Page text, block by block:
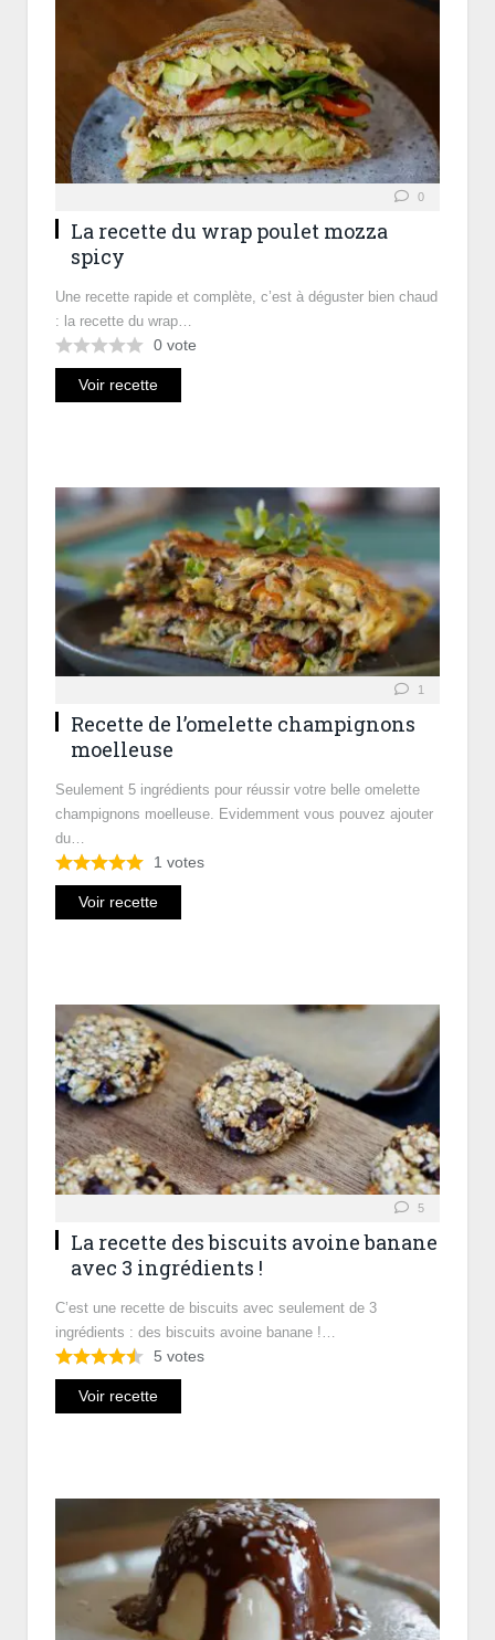
0
La recette du wrap poulet mozza
spicy
Une recette rapide et complète, c’est à déguster bien chaud
: la recette du wrap…
0 vote
Voir recette
1
Recette de l’omelette champignons
moelleuse
Seulement 5 ingrédients pour réussir votre belle omelette
champignons moelleuse. Evidemment vous pouvez ajouter
du…
1 votes
Voir recette
5
La recette des biscuits avoine banane
avec 3 ingrédients !
C’est une recette de biscuits avec seulement de 3
ingrédients : des biscuits avoine banane !…
5 votes
Voir recette